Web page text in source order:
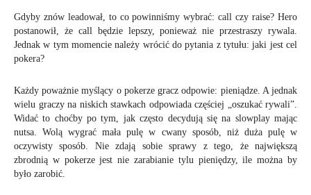
Gdyby znów leadował, to co powinniśmy wybrać: call czy raise? Hero
postanowił, że call będzie lepszy, ponieważ nie przestraszy rywala.
Jednak w tym momencie należy wrócić do pytania z tytułu: jaki jest cel
pokera?
Każdy poważnie myślący o pokerze gracz odpowie: pieniądze. A jednak
wielu graczy na niskich stawkach odpowiada częściej „oszukać rywali”.
Widać to choćby po tym, jak często decydują się na slowplay mając
nutsa. Wolą wygrać mała pulę w cwany sposób, niż duża pulę w
oczywisty sposób. Nie zdają sobie sprawy z tego, że największą
zbrodnią w pokerze jest nie zarabianie tylu pieniędzy, ile można by
było zarobić.